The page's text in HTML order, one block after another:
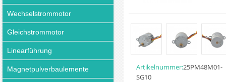
Wechselstrommotor
Gleichstrommotor
Linearführung
Magnetpulverbaulemente Artikelnummer:25PM48M01-
SG10